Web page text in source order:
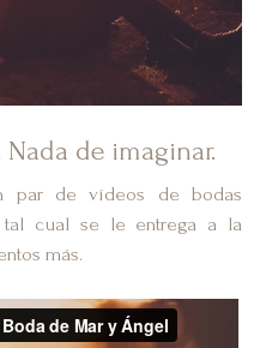
de imaginar.
par de vídeos de bodas
tal cual se le entrega a la
más.